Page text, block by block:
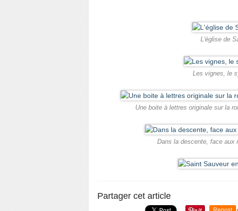
L'église de
Les vignes, le
Une boite à lettres originale sur la
Dans la descente, face aux
Partager cet article